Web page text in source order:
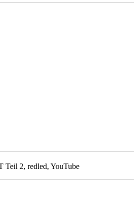
Teil 2, redled, YouTube